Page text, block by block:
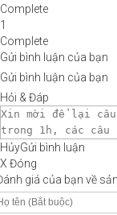
Complete
1
Complete
Gửi bình luận của bạn
Gửi bình luận của bạn
Hỏi & Đáp
HủyGửi bình luận
X Đóng
giá của bạn về